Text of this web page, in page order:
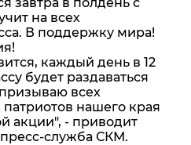
на всех
В поддержку мира!
каждый день в 12
будет раздаваться
всех
нашего края
акции", - приводит
служба СКМ.